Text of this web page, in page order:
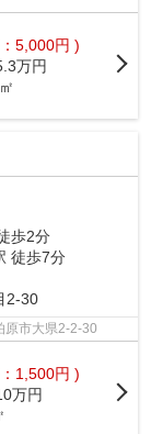
5,000円 )
万円
歩2分
徒歩7分
2-30
市大県2-2-30
1,500円 )
万円